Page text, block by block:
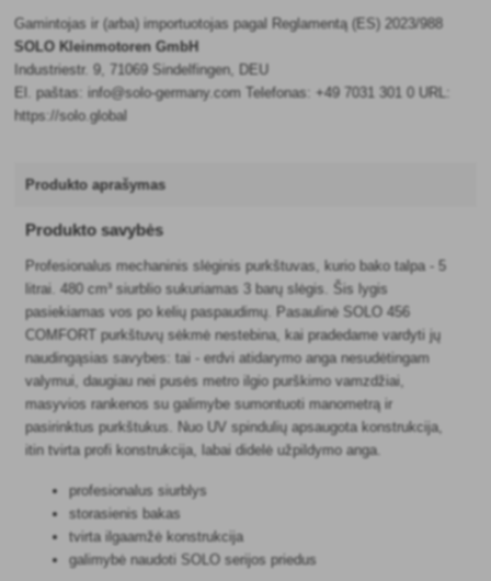
Gamintojas ir (arba) importuotojas pagal Reglamentą (ES) 2023/988
SOLO Kleinmotoren GmbH
Industriestr. 9, 71069 Sindelfingen, DEU
El. paštas: info@solo-germany.com Telefonas: +49 7031 301 0 URL:
https://solo.global
Produkto aprašymas
Produkto savybės
Profesionalus mechaninis slėginis purkštuvas, kurio bako talpa - 5
litrai. 480 cm³ siurblio sukuriamas 3 barų slėgis. Šis lygis
pasiekiamas vos po kelių paspaudimų. Pasaulinė SOLO 456
COMFORT purkštuvų sėkmė nestebina, kai pradedame vardyti jų
naudingąsias savybes: tai - erdvi atidarymo anga nesudėtingam
valymui, daugiau nei pusės metro ilgio purškimo vamzdžiai,
masyvios rankenos su galimybe sumontuoti manometrą ir
pasirinktus purkštukus. Nuo UV spindulių apsaugota konstrukcija,
itin tvirta profi konstrukcija, labai didelė užpildymo anga.
profesionalus siurblys
storasienis bakas
tvirta ilgaamžė konstrukcija
galimybė naudoti SOLO serijos priedus